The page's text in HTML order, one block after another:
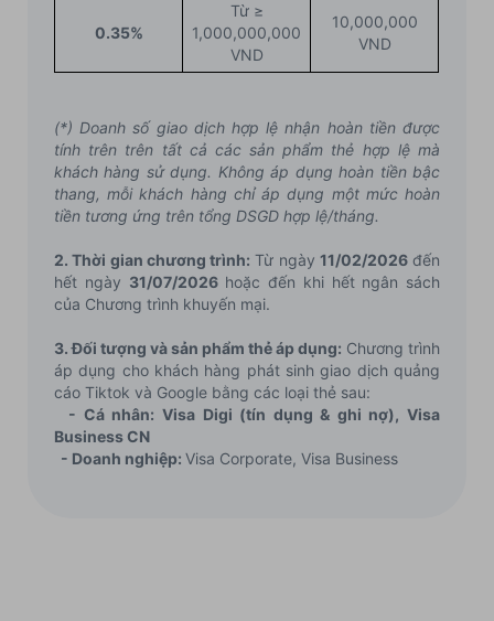
0.35%
Từ ≥
1,000,000,000
VND
10,000,000
VND
(*) Doanh số giao dịch hợp lệ nhận hoàn tiền được
tính trên trên tất cả các sản phẩm thẻ hợp lệ mà
khách hàng sử dụng. Không áp dụng hoàn tiền bậc
thang, mỗi khách hàng chỉ áp dụng một mức hoàn
tiền tương ứng trên tổng DSGD hợp lệ/tháng.
2. Thời gian chương trình: Từ ngày 11/02/2026đến
hết ngày 31/07/2026hoặc đến khi hết ngân sách
của Chương trình khuyến mại.
3. Đối tượng và sản phẩm thẻ áp dụng: Chương trình
áp dụng cho khách hàng phát sinh giao dịch quảng
cáo Tiktok và Google bằng các loại thẻ sau:
- Cá nhân: Visa Digi (tín dụng & ghi nợ), Visa
Business CN
- Doanh nghiệp: Visa Corporate, Visa Business